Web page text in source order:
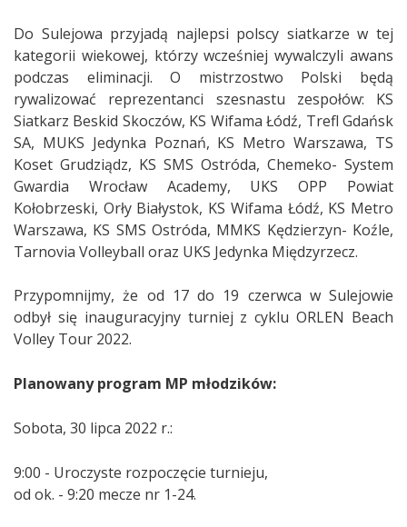
Do Sulejowa przyjadą najlepsi polscy siatkarze w tej
kategorii wiekowej, którzy wcześniej wywalczyli awans
podczas eliminacji. O mistrzostwo Polski będą
rywalizować reprezentanci szesnastu zespołów: KS
Siatkarz Beskid Skoczów, KS Wifama Łódź, Trefl Gdańsk
SA, MUKS Jedynka Poznań, KS Metro Warszawa, TS
Koset Grudziądz, KS SMS Ostróda, Chemeko- System
Gwardia Wrocław Academy, UKS OPP Powiat
Kołobrzeski, Orły Białystok, KS Wifama Łódź, KS Metro
Warszawa, KS SMS Ostróda, MMKS Kędzierzyn- Koźle,
Tarnovia Volleyball oraz UKS Jedynka Międzyrzecz.
Przypomnijmy, że od 17 do 19 czerwca w Sulejowie
odbył się inauguracyjny turniej z cyklu ORLEN Beach
Volley Tour 2022.
Planowany program MP młodzików:
Sobota, 30 lipca 2022 r.:
9:00 - Uroczyste rozpoczęcie turnieju,
od ok. - 9:20 mecze nr 1-24.